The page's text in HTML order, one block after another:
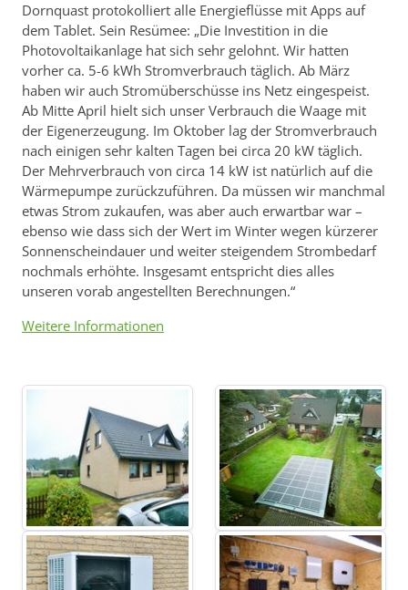
Dornquast protokolliert alle Energieflüsse mit Apps auf
dem Tablet. Sein Resümee: „Die Investition in die
Photovoltaikanlage hat sich sehr gelohnt. Wir hatten
vorher ca. 5-6 kWh Stromverbrauch täglich. Ab März
haben wir auch Stromüberschüsse ins Netz eingespeist.
Ab Mitte April hielt sich unser Verbrauch die Waage mit
der Eigenerzeugung. Im Oktober lag der Stromverbrauch
nach einigen sehr kalten Tagen bei circa 20 kW täglich.
Der Mehrverbrauch von circa 14 kW ist natürlich auf die
Wärmepumpe zurückzuführen. Da müssen wir manchmal
etwas Strom zukaufen, was aber auch erwartbar war –
ebenso wie dass sich der Wert im Winter wegen kürzerer
Sonnenscheindauer und weiter steigendem Strombedarf
nochmals erhöhte. Insgesamt entspricht dies alles
unseren vorab angestellten Berechnungen.“
Weitere Informationen